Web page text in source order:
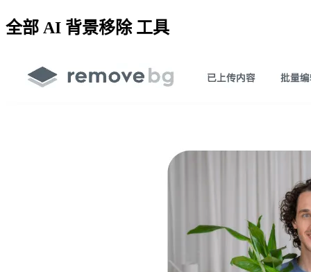
全部 AI 背景移除 工具